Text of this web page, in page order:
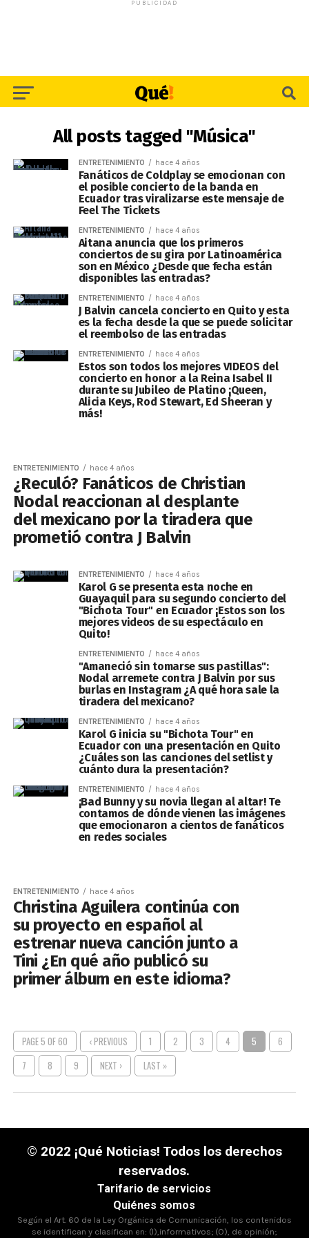
PUBLICIDAD
All posts tagged "Música"
ENTRETENIMIENTO hace 4 años
Fanáticos de Coldplay se emocionan con
el posible concierto de la banda en
Ecuador tras viralizarse este mensaje de
Feel The Tickets
ENTRETENIMIENTO hace 4 años
Aitana anuncia que los primeros
conciertos de su gira por Latinoamérica
son en México ¿Desde que fecha están
disponibles las entradas?
ENTRETENIMIENTO hace 4 años
J Balvin cancela concierto en Quito y esta
es la fecha desde la que se puede solicitar
el reembolso de las entradas
ENTRETENIMIENTO hace 4 años
Estos son todos los mejores VIDEOS del
concierto en honor a la Reina Isabel II
durante su Jubileo de Platino ¡Queen,
Alicia Keys, Rod Stewart, Ed Sheeran y
más!
ENTRETENIMIENTO hace 4 años
¿Reculó? Fanáticos de Christian
Nodal reaccionan al desplante
del mexicano por la tiradera que
prometió contra J Balvin
ENTRETENIMIENTO hace 4 años
Karol G se presenta esta noche en
Guayaquil para su segundo concierto del
"Bichota Tour" en Ecuador ¡Estos son los
mejores videos de su espectáculo en
Quito!
ENTRETENIMIENTO hace 4 años
"Amaneció sin tomarse sus pastillas":
Nodal arremete contra J Balvin por sus
burlas en Instagram ¿A qué hora sale la
tiradera del mexicano?
ENTRETENIMIENTO hace 4 años
Karol G inicia su "Bichota Tour" en
Ecuador con una presentación en Quito
¿Cuáles son las canciones del setlist y
cuánto dura la presentación?
ENTRETENIMIENTO hace 4 años
¡Bad Bunny y su novia llegan al altar! Te
contamos de dónde vienen las imágenes
que emocionaron a cientos de fanáticos
en redes sociales
ENTRETENIMIENTO hace 4 años
Christina Aguilera continúa con
su proyecto en español al
estrenar nueva canción junto a
Tini ¿En qué año publicó su
primer álbum en este idioma?
PAGE 5 OF 60 ‹ PREVIOUS 1 2 3 4 5
6
7
8 9 NEXT › LAST »
© 2022 ¡Qué Noticias! Todos los derechos
reservados.
Tarifario de servicios
Quiénes somos
Según el Art. 60 de la Ley Orgánica de Comunicación, los contenidos
se identifican y clasifican en: (I),informativos; (O), de opinión;